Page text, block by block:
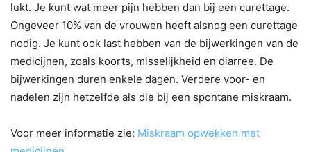
lukt. Je kunt wat meer pijn hebben dan bij een curettage.
Ongeveer 10% van de vrouwen heeft alsnog een curettage
nodig. Je kunt ook last hebben van de bijwerkingen van de
medicijnen, zoals koorts, misselijkheid en diarree. De
bijwerkingen duren enkele dagen. Verdere voor- en
nadelen zijn hetzelfde als die bij een spontane miskraam.
Voor meer informatie zie: Miskraam opwekken met